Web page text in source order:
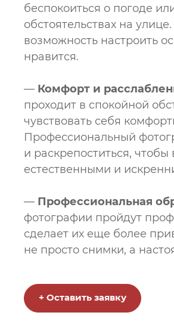
беспокоиться о погоде
обстоятельствах на
возможность настроить
нравится.
— Комфорт и
проходит в спокойной
чувствовать себя
Профессиональный
и раскрепоститься,
естественными и
— Профессиональная
фотографии пройдут
сделает их еще более
не просто снимки, а
+ Оставить заявку